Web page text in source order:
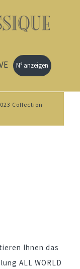
N° anzeigen
Collection
Ihnen das
ALL WORLD